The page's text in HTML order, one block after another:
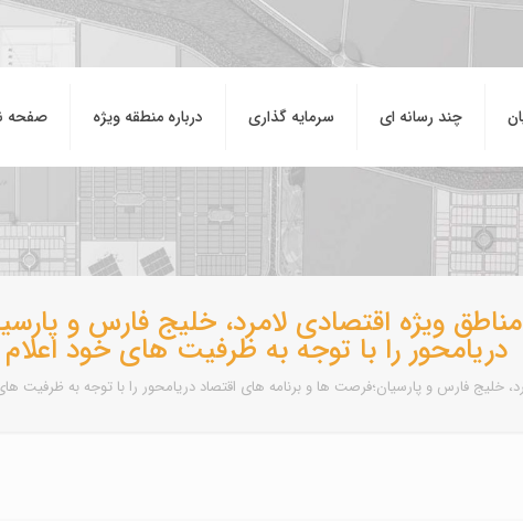
صفحه درباره منطقه ويژه سرمایه گذاری چند رسانه ای
ویژه اقتصادی لامرد، خلیج فارس و
دریامحور را با توجه به ظرفیت های خود اعلام
خلیج فارس و پارسیان؛فرصت ها و برنامه های اقتصاد دریامحور را با توجه به ظرفیت